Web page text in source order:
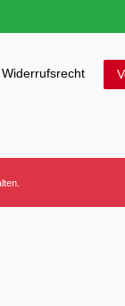
Widerrufs­recht